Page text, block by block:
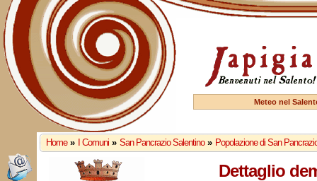
Meteo nel
Home » I Comuni » San Pancrazio Salentino » Popolazione di San
Dettaglio